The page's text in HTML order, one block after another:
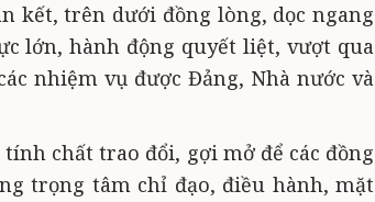
kết, trên dưới đồng lòng, dọc ngang
lớn, hành động quyết liệt, vượt qua
nhiệm vụ được Đảng, Nhà nước và
chất trao đổi, gợi mở để các đồng
trọng tâm chỉ đạo, điều hành, mặt